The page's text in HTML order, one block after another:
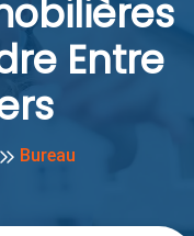
Entre
Bureau